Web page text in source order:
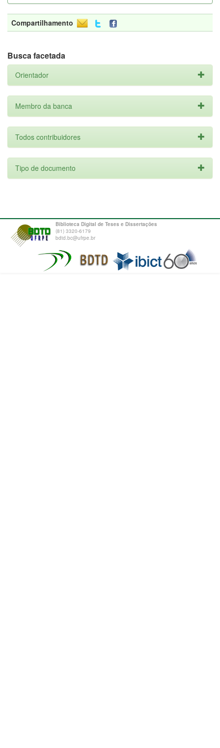
Compartilhamento
Busca facetada
Orientador
Membro da banca
Todos contribuidores
Tipo de documento
Biblioteca Digital de Teses e Dissertações
(81) 3320-6179
bdtd.bc@ufrpe.br